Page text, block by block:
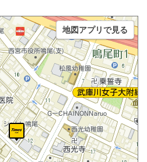
地図アプリで見る